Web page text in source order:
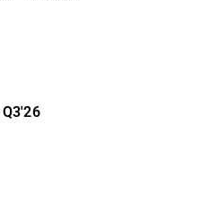
Q3'26